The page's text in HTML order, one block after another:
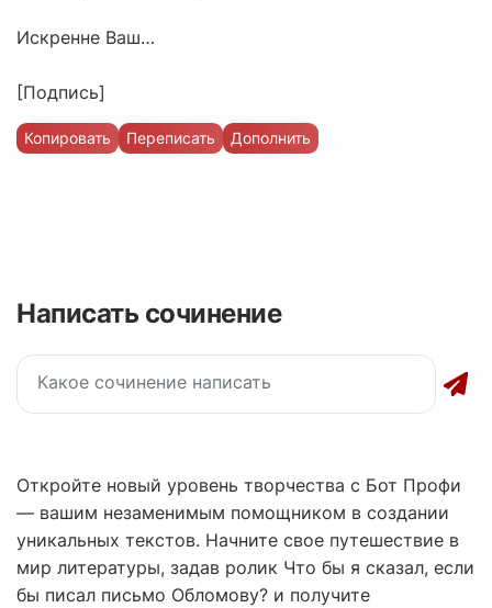
Искренне Ваш…
[Подпись]
Копировать Переписать Дополнить
Написать сочинение
Откройте новый уровень творчества с Бот Профи
— вашим незаменимым помощником в создании
уникальных текстов. Начните свое путешествие в
мир литературы, задав ролик Что бы я сказал, если
бы писал письмо Обломову? и получите